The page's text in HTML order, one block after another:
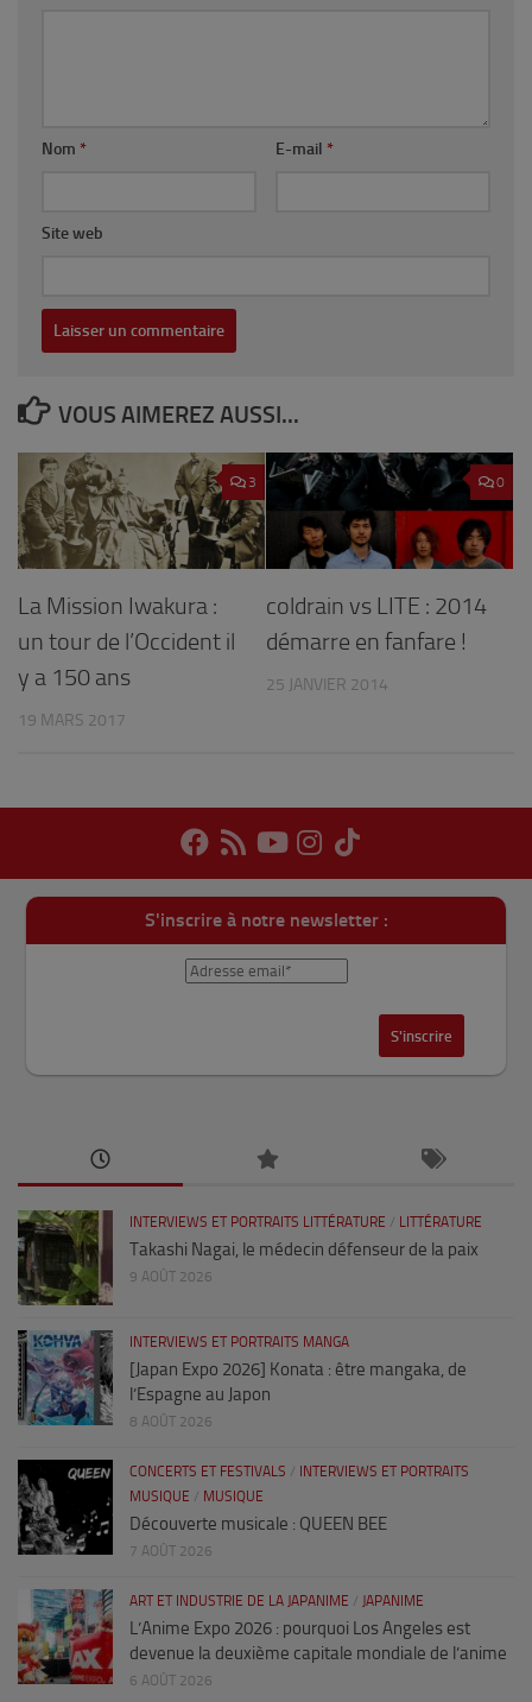
Nom * E-mail *
Site web
VOUS AIMEREZ AUSSI...
3
La Mission Iwakura :
un tour de l’Occident il
y a 150 ans
19 MARS 2017
0
coldrain vs LITE : 2014
démarre en fanfare !
25 JANVIER 2014
S'inscrire à notre newsletter :
INTERVIEWS ET PORTRAITS LITTÉRATURE / LITTÉRATURE
Takashi Nagai, le médecin défenseur de la paix
9 AOÛT 2026
INTERVIEWS ET PORTRAITS MANGA
[Japan Expo 2026] Konata : être mangaka, de
l’Espagne au Japon
8 AOÛT 2026
CONCERTS ET FESTIVALS /
INTERVIEWS ET PORTRAITS
MUSIQUE / MUSIQUE
Découverte musicale : QUEEN BEE
7 AOÛT 2026
ART ET INDUSTRIE DE LA JAPANIME / JAPANIME
L’Anime Expo 2026 : pourquoi Los Angeles est
devenue la deuxième capitale mondiale de l’anime
6 AOÛT 2026